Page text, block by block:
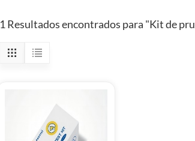
1 Resultados encontrados para "Kit de